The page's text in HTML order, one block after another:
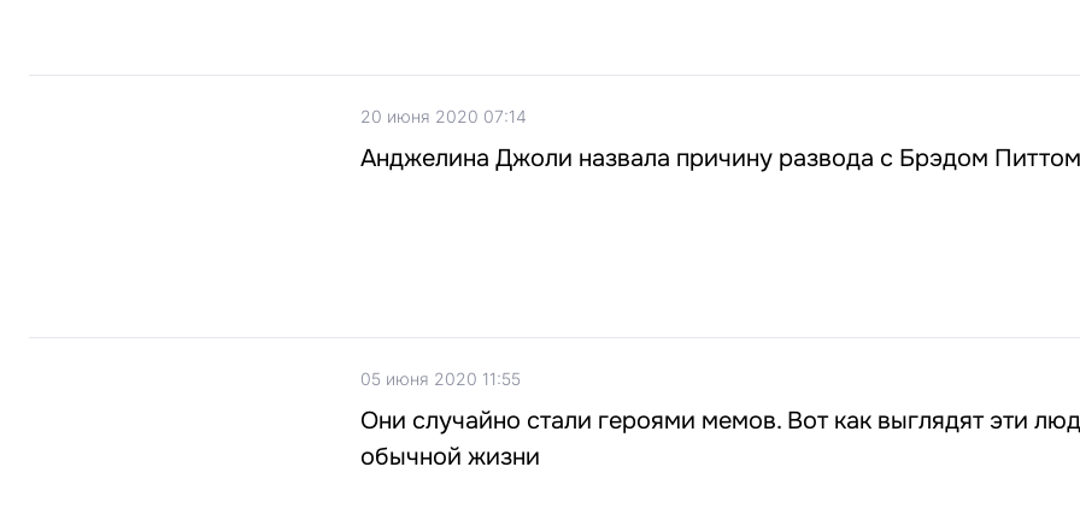
20 июня 2020 07:14
Анджелина Джоли назвала причину развода с Брэдом Питтом
05 июня 2020 11:55
Они случайно стали героями мемов. Вот как выглядят эти
обычной жизни